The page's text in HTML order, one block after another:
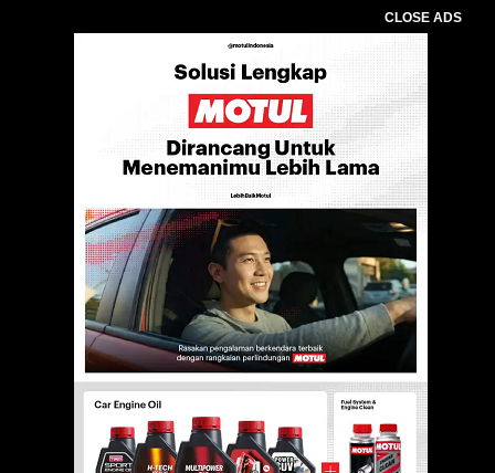
CLOSE ADS